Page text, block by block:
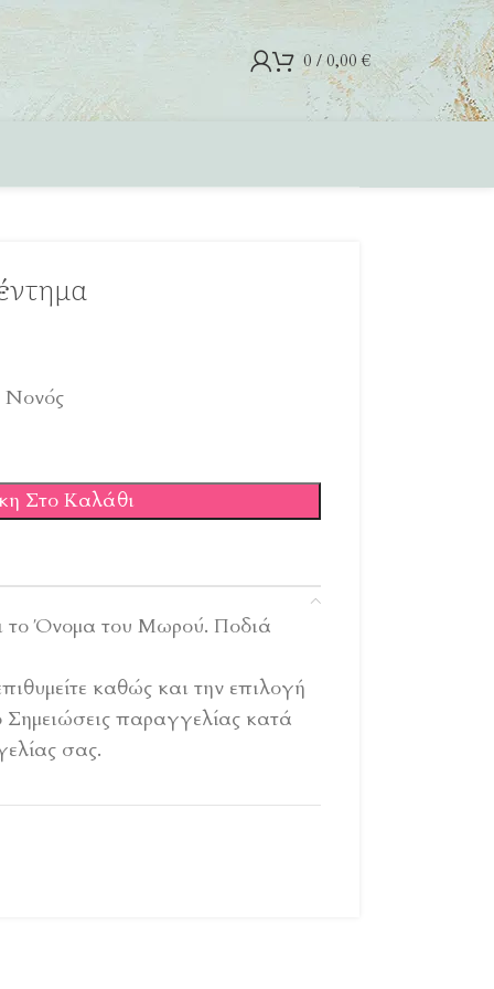
0 / 0,00€
Νονός
Στο Καλάθι
το Όνομα του Μωρού. Ποδιά
καθώς και την επιλογή
παραγγελίας κατά
σας.